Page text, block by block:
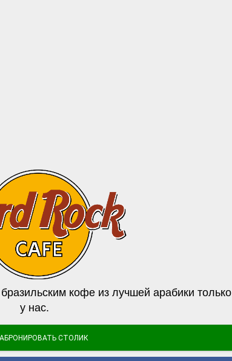
кофе из лучшей арабики только
у нас.
СТОЛИК